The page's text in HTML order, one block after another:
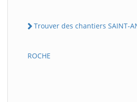
Trouver des chantiers SAINT-
ROCHE